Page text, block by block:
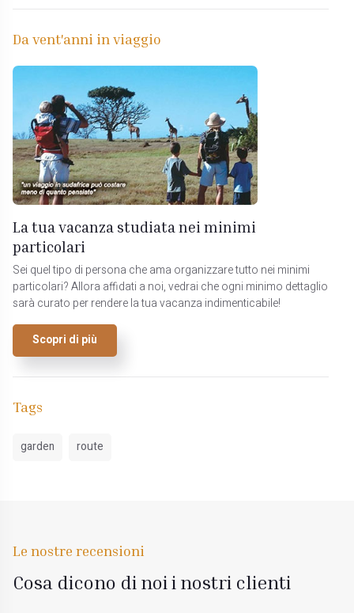
Da vent'anni in viaggio
La tua vacanza studiata nei minimi
particolari
Sei quel tipo di persona che ama organizzare tutto nei minimi
particolari? Allora affidati a noi, vedrai che ogni minimo dettaglio
sarà curato per rendere la tua vacanza indimenticabile!
Scopri di più
Tags
garden route
Le nostre recensioni
Cosa dicono di noi i nostri clienti